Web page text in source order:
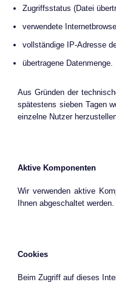
Zugriffsstatus (Datei
verwendete
vollständige IP-Adresse
übertragene Datenmenge.
Aus Gründen der
spätestens sieben Tagen
einzelne Nutzer
Aktive Komponenten
Wir verwenden aktive
Ihnen abgeschaltet werden.
Cookies
Beim Zugriff auf dieses